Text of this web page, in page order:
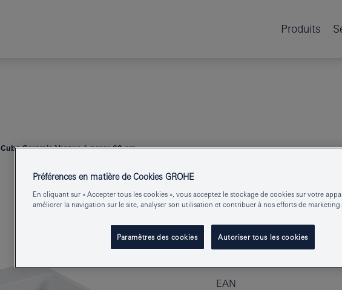
Produits
Cube Ceramic Vasque à poser 60 cm
CUBE
EAN
Préférences en matière de Cookies GROHE
En cliquant sur « Accepter tous les cookies », vous acceptez le stockage de cookies sur votre
améliorer la navigation sur le site, analyser son utilisation et contribuer à nos efforts de marketing.
Paramètres des cookies Autoriser tous les cookies